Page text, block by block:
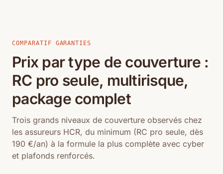
COMPARATIF GARANTIES
Prix par type de couverture :
RC pro seule, multirisque,
package complet
Trois grands niveaux de couverture observés chez
les assureurs HCR, du minimum (RC pro seule, dès
190 €/an) à la formule la plus complète avec cyber
et plafonds renforcés.